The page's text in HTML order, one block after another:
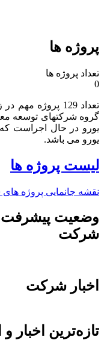
پروژه ها
تعداد پروژه ها
0
تعداد 129
یورو می باشد.​
لیست پروژه ها
نقشه جانمایی پروژه
وضعیت پیشرفت
شرکت
اخبار شرکت
تازه‌ترین اخبار